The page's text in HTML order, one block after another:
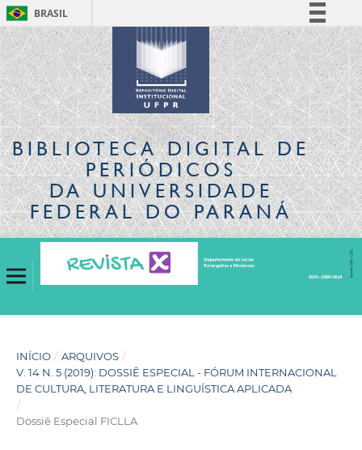
BRASIL
Simplifique!
Comunica BR
Participe
Acesso à informação
Legislação
Canais
BIBLIOTECA DIGITALDE
PERIÓDICOS
DA UNIVERSIDADE
FEDERAL DO PARANÁ
INÍCIO / ARQUIVOS /
V. 14 N. 5 (2019): DOSSIÊ ESPECIAL - FÓRUM INTERNACIONAL
DE CULTURA, LITERATURA E LINGUÍSTICA APLICADA
/
Dossiê Especial FICLLA